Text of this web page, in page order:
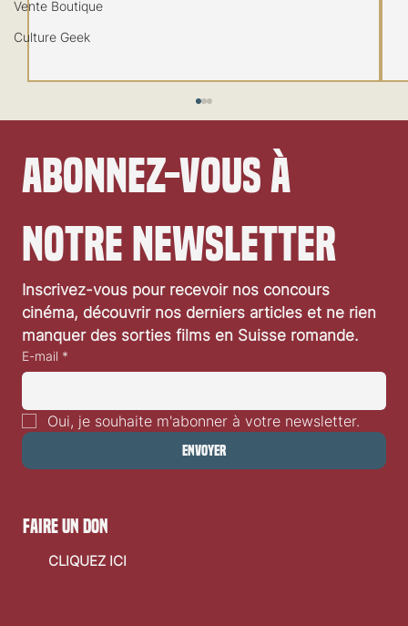
Vente Boutique
Culture Geek
Festival de Locarno 2026: Dances With Wolves
Abonnez-vous à
notre newsletter
Inscrivez-vous pour recevoir nos concours
cinéma, découvrir nos derniers articles et ne rien
manquer des sorties films en Suisse romande.
E-mail *
Oui, je souhaite m'abonner à votre newsletter.
Envoyer
faire un don
CLIQUEZ ICI